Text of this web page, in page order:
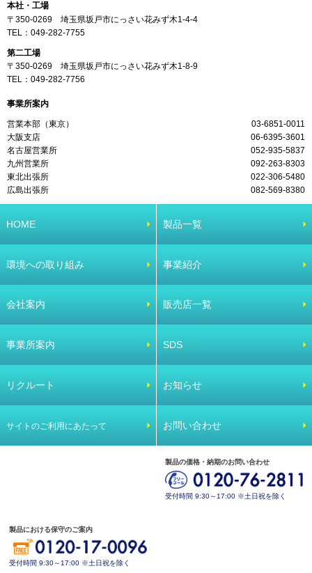
本社・工場
〒350-0269 埼玉県坂戸市にっさい花みず木1-4-4
TEL： 049-282-7755
第二工場
〒350-0269 埼玉県坂戸市にっさい花みず木1-8-9
TEL： 049-282-7756
事業所案内
営業本部（東京）
03-6851-0011
大阪支店
06-6395-3601
名古屋営業所
052-935-5837
九州営業所
092-263-8303
東北出張所
022-306-5480
広島出張所
082-569-8380
HOME 製品一覧
環境への取り組み 事業紹介
会社案内 販売店一覧
事業所案内 SDS
リクルート お知らせ
サイトのご利用にあたって お問い合わせ
製品の価格・納期のお問い合わせ
受付時間 9:30～17:00 ※土日祝を除く
製品における保守のご案内
受付時間 9:30～17:00 ※土日祝を除く